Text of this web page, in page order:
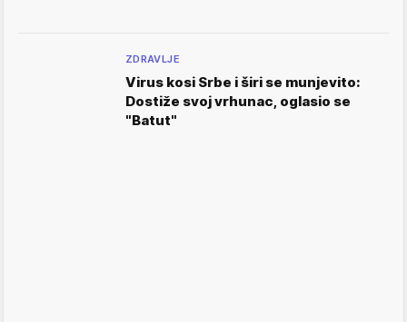
ZDRAVLJE
Virus kosi Srbe i širi se munjevito:
Dostiže svoj vrhunac, oglasio se
"Batut"